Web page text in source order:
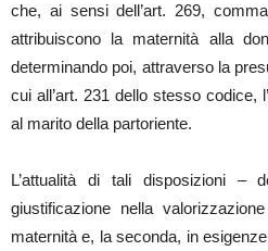
che, ai sensi dell’art. 269,
attribuiscono la maternità alla
determinando poi, attraverso la
cui all’art. 231 dello stesso codice,
al marito della partoriente.
L’attualità di tali disposizioni –
giustificazione nella
maternità e, la seconda, in